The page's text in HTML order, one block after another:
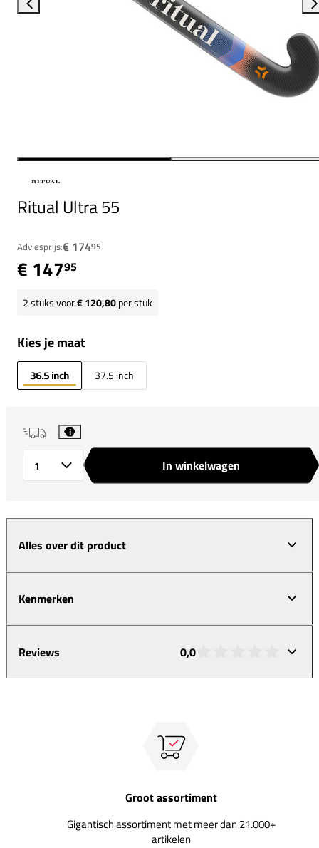
Ritual Ultra 55
Adviesprijs:€ 17495
€ 14795
2stuks voor€ 120,80per stuk
Kies je maat
36.5 inch 37.5 inch
i
In winkelwagen
Alles over dit product
Kenmerken
Reviews 0,0
Groot assortiment
Gigantisch assortiment met meer dan 21.000+
artikelen